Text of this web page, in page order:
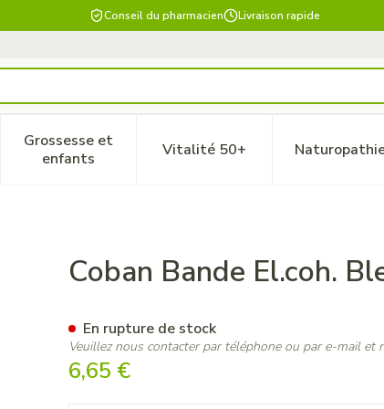
Conseil du pharmacien Livraison rapide
Beauté, soins et hygiène
menu pour la catégorie Régime, alimentation &
Grossesse et
enfantsAfficher le sous-menu pour la catégorie
Vitalité 50+Afficher le sous-menu
Etire Roul. 1
Coban Bande El.coh.
6,65 €
En rupture de stock
Veuillez nous contacter par téléphone ou par e-mail